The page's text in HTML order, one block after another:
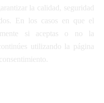
la calidad, seguridad
En los casos en que el
si aceptas o no la
utilizando la página